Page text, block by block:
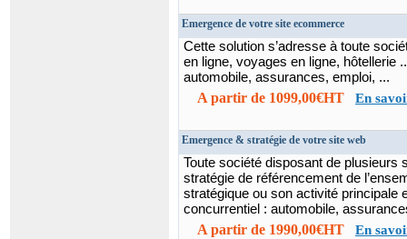
Emergence de votre site ecommerce
Cette solution s’adresse à toute
en ligne, voyages en ligne, hôtellerie
automobile, assurances, emploi, ...
A partir de 1099,00€HT En
Emergence & stratégie de votre site web
Toute société disposant de plusieurs
stratégie de référencement de
stratégique ou son activité principale
concurrentiel : automobile,
A partir de 1990,00€HT En